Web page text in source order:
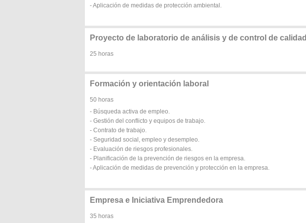
- Aplicación de medidas de protección ambiental.
Proyecto de laboratorio de análisis y de control de calidad
25 horas
Formación y orientación laboral
50 horas
- Búsqueda activa de empleo.
- Gestión del conflicto y equipos de trabajo.
- Contrato de trabajo.
- Seguridad social, empleo y desempleo.
- Evaluación de riesgos profesionales.
- Planificación de la prevención de riesgos en la empresa.
- Aplicación de medidas de prevención y protección en la empresa.
Empresa e Iniciativa Emprendedora
35 horas